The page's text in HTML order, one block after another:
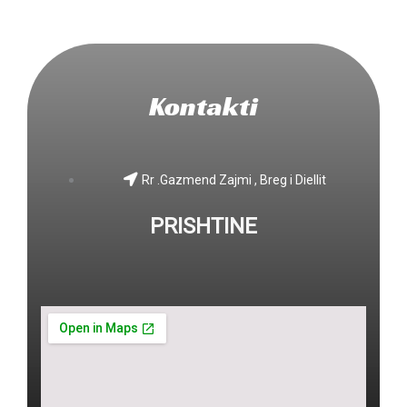
o
g
m
Kontakti
Rr .Gazmend Zajmi , Breg i Diellit
PRISHTINE